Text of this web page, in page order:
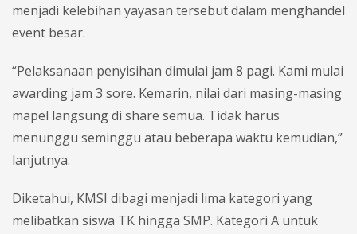
menjadi kelebihan yayasan tersebut dalam menghandel
event besar.
“Pelaksanaan penyisihan dimulai jam 8 pagi. Kami mulai
awarding jam 3 sore. Kemarin, nilai dari masing-masing
mapel langsung di share semua. Tidak harus
menunggu seminggu atau beberapa waktu kemudian,”
lanjutnya.
Diketahui, KMSI dibagi menjadi lima kategori yang
melibatkan siswa TK hingga SMP. Kategori A untuk